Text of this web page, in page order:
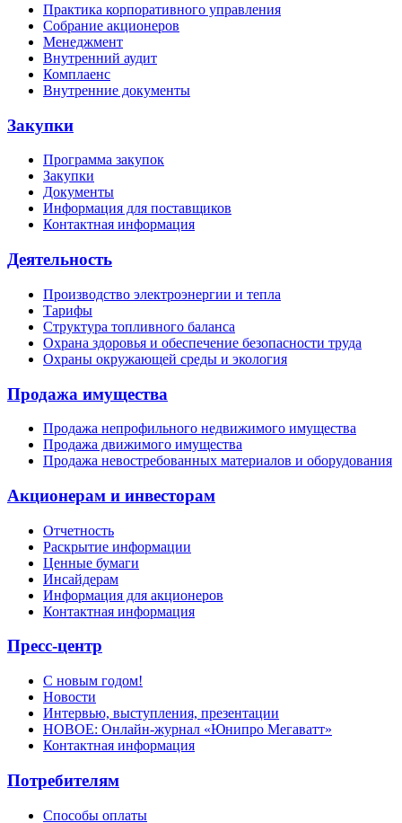
Практика корпоративного управления
Собрание акционеров
Менеджмент
Внутренний аудит
Комплаенс
Внутренние документы
Закупки
Программа закупок
Закупки
Документы
Информация для поставщиков
Контактная информация
Деятельность
Производство электроэнергии и тепла
Тарифы
Структура топливного баланса
Охрана здоровья и обеспечение безопасности труда
Охраны окружающей среды и экология
Продажа имущества
Продажа непрофильного недвижимого имущества
Продажа движимого имущества
Продажа невостребованных материалов и оборудования
Акционерам и инвесторам
Отчетность
Раскрытие информации
Ценные бумаги
Инсайдерам
Информация для акционеров
Контактная информация
Пресс-центр
С новым годом!
Новости
Интервью, выступления, презентации
НОВОЕ: Онлайн-журнал «Юнипро Мегаватт»
Контактная информация
Потребителям
Способы оплаты